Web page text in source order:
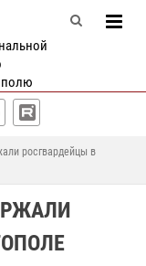
росгвардейцы в